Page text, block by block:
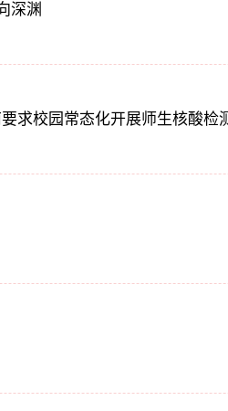
深渊
求校园常态化开展师生核酸检